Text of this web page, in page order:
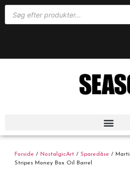
Forside / NostalgicArt / Sparedåse /
Stripes Money Box Oil Barrel